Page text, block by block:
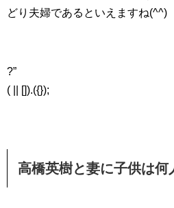
どり夫婦であるといえますね(^^)
?”
( || []).({});
高橋英樹と妻に子供は何